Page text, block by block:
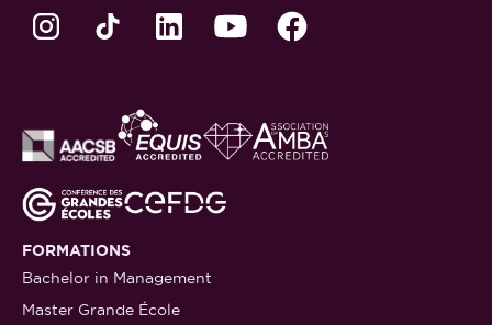
FORMATIONS
Bachelor in Management
Master Grande École